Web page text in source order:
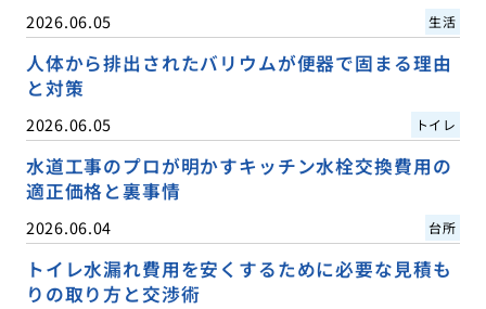
2026.06.05 生活
人体から排出されたバリウムが便器で固まる理由
と対策
2026.06.05 トイレ
水道工事のプロが明かすキッチン水栓交換費用の
適正価格と裏事情
2026.06.04 台所
トイレ水漏れ費用を安くするために必要な見積も
りの取り方と交渉術